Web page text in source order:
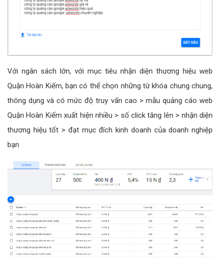
Với ngân sách lớn, với mục tiêu nhận diện thương hiệu web
Quận Hoàn Kiếm, bạn có thể chọn những từ khóa chung chung,
thông dụng và có mức độ truy vấn cao > mẫu quảng cáo web
Quận Hoàn Kiếm xuất hiện nhiều > số click tăng lên > nhận diện
thương hiệu tốt > đạt mục đích kinh doanh của doanh nghiệp
bạn